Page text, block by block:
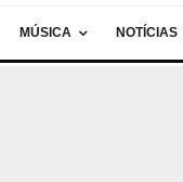
MÚSICA NOTÍCIAS